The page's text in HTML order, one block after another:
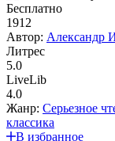
Бесплатно
1912
Автор: Александр
Литрес
5.0
LiveLib
4.0
Жанр: Серьезное
классика
В избранное